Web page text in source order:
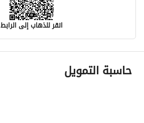
انقر للذهاب إلى الرابط
معلومات مسؤول الإعلان
اسم المسؤول
حاسبة التمويل